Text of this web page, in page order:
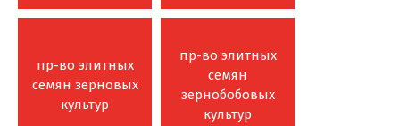
пр-во элитных
семян зерновых
культур
пр-во элитных
семян
зернобобовых
культур